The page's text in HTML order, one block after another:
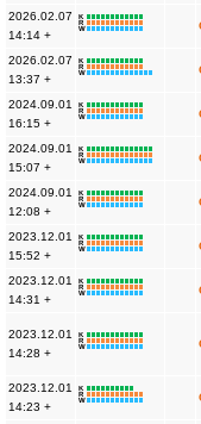
2026.02.07
14:14 +
K
R
W
2026.02.07
13:37 +
K
R
W
2024.09.01
16:15 +
K
R
W
2024.09.01
15:07 +
K
R
W
2024.09.01
12:08 +
K
R
W
2023.12.01
15:52 +
K
R
W
2023.12.01
14:31 +
K
R
W
2023.12.01
14:28 +
K
R
W
2023.12.01
14:23 +
K
R
W